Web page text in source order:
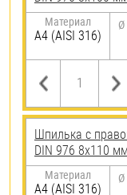
Материал
A4 (AISI 316)
Ø
Шпилька с
DIN 976 8х110
Материал
A4 (AISI 316)
Ø